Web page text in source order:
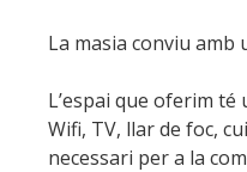
La masia conviu
L’espai que oferim
Wifi, TV, llar de foc,
necessari per a la